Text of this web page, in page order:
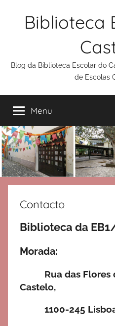
Biblioteca
Blog da Biblioteca Escolar do
de Escolas
Menu
Contacto
Biblioteca da
Morada:
Rua das Flores
Castelo,
1100-245